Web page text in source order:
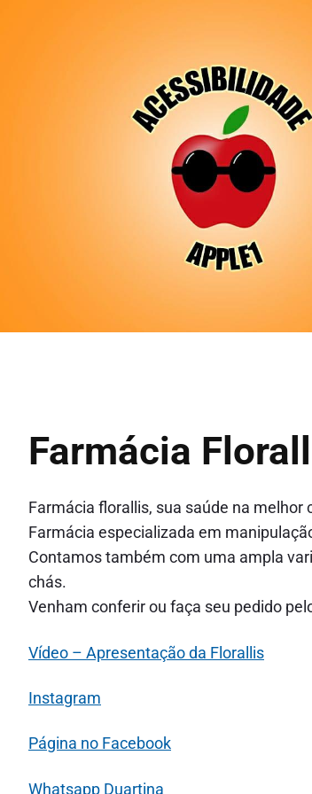
Farmácia
Farmácia florallis, sua saúde na melhor
Farmácia especializada em
Contamos também com uma ampla
chás.
Venham conferir ou faça seu pedido
Vídeo – Apresentação da Florallis
Instagram
Página no Facebook
Whatsapp Duartina